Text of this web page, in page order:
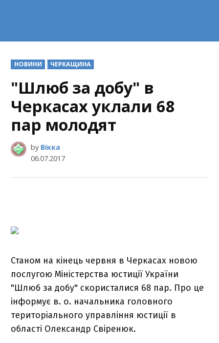
POSTED
IN
НОВИНИ ЧЕРКАЩИНА
"Шлюб за добу" в
Черкасах уклали 68
пар молодят
by Вікка
06.07.2017
Станом на кінець червня в Черкасах новою
послугою Міністерства юстиції України
"Шлюб за добу" скористалися 68 пар. Про це
інформує в. о. начальника головного
територіального управління юстиції в
області Олександр Свіренюк.